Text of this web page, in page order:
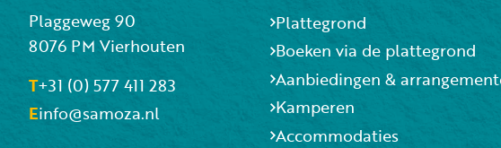
Plaggeweg 90
8076 PM Vierhouten
T+31 (0) 577 411 283
Einfo@samoza.nl
Plattegrond
Boeken via de plattegrond
Aanbiedingen &
Kamperen
Accommodaties